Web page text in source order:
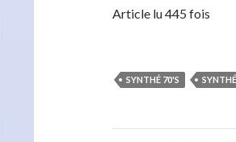
Article lu 445 fois
SYNTHÉ 70'S